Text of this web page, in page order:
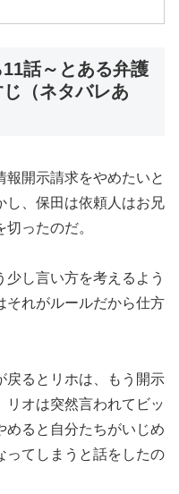
話～とある弁護
（ネタバレあ
報開示請求をやめたいと
し、保田は依頼人はお兄
ったのだ。
し言い方を考えるよう
それがルールだから仕方
戻るとリホは、もう開示
リオは突然言われてビッ
めると自分たちがいじめ
ってしまうと話をしたの